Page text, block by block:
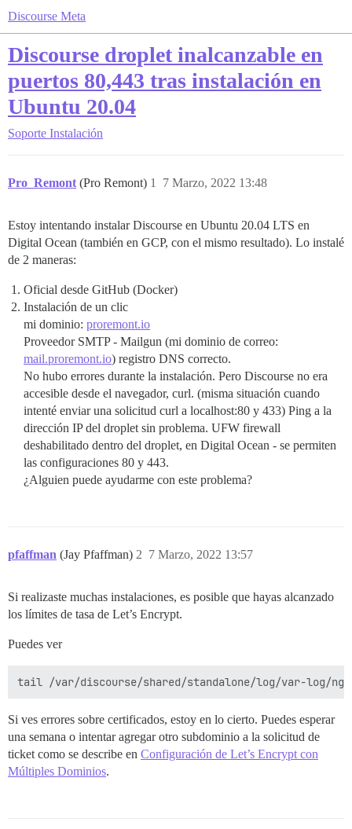
Discourse Meta
Discourse droplet inalcanzable en
puertos 80,443 tras instalación en
Ubuntu 20.04
Soporte Instalación
Pro_Remont (Pro Remont) 7 Marzo, 2022 13:48
1
Estoy intentando instalar Discourse en Ubuntu 20.04 LTS en
Digital Ocean (también en GCP, con el mismo resultado). Lo instalé
de 2 maneras:
Oficial desde GitHub (Docker)
Instalación de un clic
mi dominio: proremont.io
Proveedor SMTP - Mailgun (mi dominio de correo:
mail.proremont.io) registro DNS correcto.
No hubo errores durante la instalación. Pero Discourse no era
accesible desde el navegador, curl. (misma situación cuando
intenté enviar una solicitud curl a localhost:80 y 433) Ping a la
dirección IP del droplet sin problema. UFW firewall
deshabilitado dentro del droplet, en Digital Ocean - se permiten
las configuraciones 80 y 443.
¿Alguien puede ayudarme con este problema?
pfaffman (Jay Pfaffman) 7 Marzo, 2022 13:57
2
Si realizaste muchas instalaciones, es posible que hayas alcanzado
los límites de tasa de Let’s Encrypt.
Puedes ver
Si ves errores sobre certificados, estoy en lo cierto. Puedes esperar
una semana o intentar agregar otro subdominio a la solicitud de
ticket como se describe en Configuración de Let’s Encrypt con
Múltiples Dominios.